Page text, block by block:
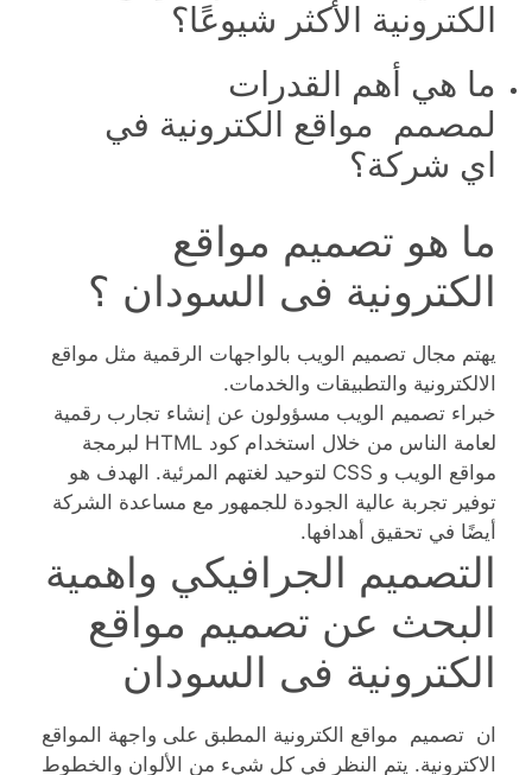
الكترونية الأكثر شيوعًا؟
ما هي أهم القدرات
لمصمم مواقع الكترونية في
اي شركة؟
ما هو تصميم مواقع
الكترونية فى السودان ؟
يهتم مجال تصميم الويب بالواجهات الرقمية مثل مواقع
الالكترونية والتطبيقات والخدمات.
خبراء تصميم الويب مسؤولون عن إنشاء تجارب رقمية
لعامة الناس من خلال استخدام كود HTML لبرمجة
مواقع الويب و CSS لتوحيد لغتهم المرئية. الهدف هو
توفير تجربة عالية الجودة للجمهور مع مساعدة الشركة
أيضًا في تحقيق أهدافها.
التصميم الجرافيكي واهمية
البحث عن تصميم مواقع
الكترونية فى السودان
ان تصميم مواقع الكترونية المطبق على واجهة المواقع
الاكترونية. يتم النظر في كل شيء من الألوان والخطوط